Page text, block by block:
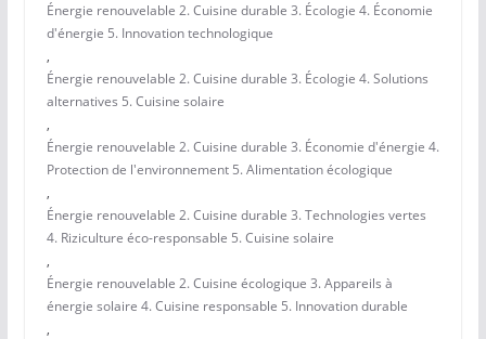
Énergie renouvelable 2. Cuisine durable 3. Écologie 4. Économie
d'énergie 5. Innovation technologique
,
Énergie renouvelable 2. Cuisine durable 3. Écologie 4. Solutions
alternatives 5. Cuisine solaire
,
Énergie renouvelable 2. Cuisine durable 3. Économie d'énergie 4.
Protection de l'environnement 5. Alimentation écologique
,
Énergie renouvelable 2. Cuisine durable 3. Technologies vertes
4. Riziculture éco-responsable 5. Cuisine solaire
,
Énergie renouvelable 2. Cuisine écologique 3. Appareils à
énergie solaire 4. Cuisine responsable 5. Innovation durable
,